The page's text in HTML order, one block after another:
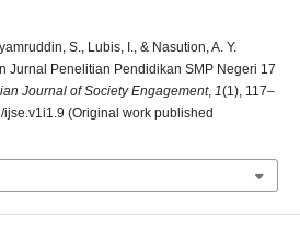
S., Lubis, I., & Nasution, A. Y.
Jurnal Penelitian Pendidikan SMP Negeri 17
Journal of Society Engagement, 1(1), 117–
(Original work published